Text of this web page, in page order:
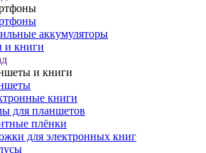
аккумуляторы
и книги
и книги
книги
для планшетов
плёнки
для электронных книг